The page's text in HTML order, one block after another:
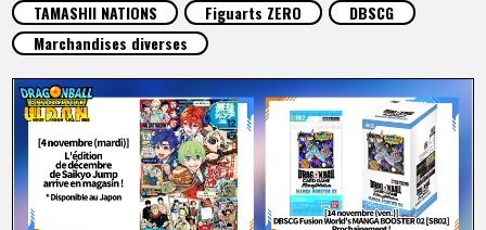
LANGUAGE
JP
EN FR DE ES
TAMASHII NATIONS
Figuarts ZERO
DBSCG
Marchandises diverses